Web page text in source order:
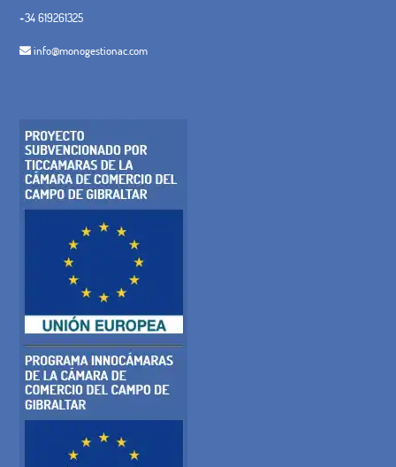
+34 619261325
info@monogestionac.com